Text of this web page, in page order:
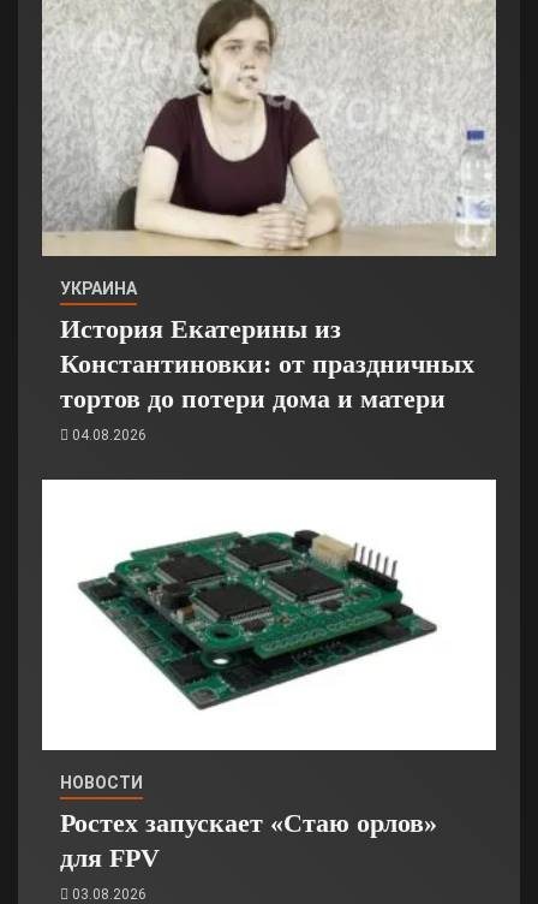
УКРАИНА
История Екатерины из
Константиновки: от праздничных
тортов до потери дома и матери
04.08.2026
НОВОСТИ
Ростех запускает «Стаю орлов»
для FPV
03.08.2026